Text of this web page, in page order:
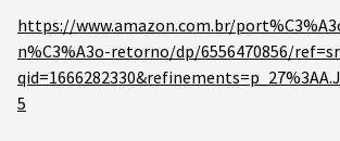
https://www.amazon.com.br/
n%C3%A3o-retorno/dp/6556470856/
5